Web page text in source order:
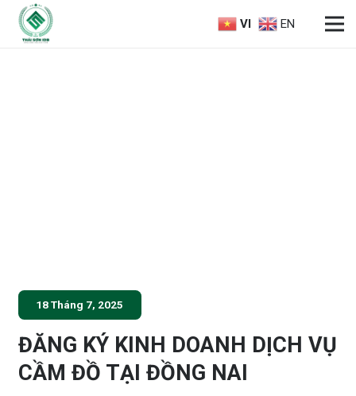
VI EN
18 Tháng 7, 2025
ĐĂNG KÝ KINH DOANH DỊCH VỤ
CẦM ĐỒ TẠI ĐỒNG NAI